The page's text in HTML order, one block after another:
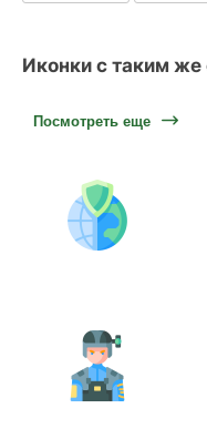
Иконки с таким же
Посмотреть еще